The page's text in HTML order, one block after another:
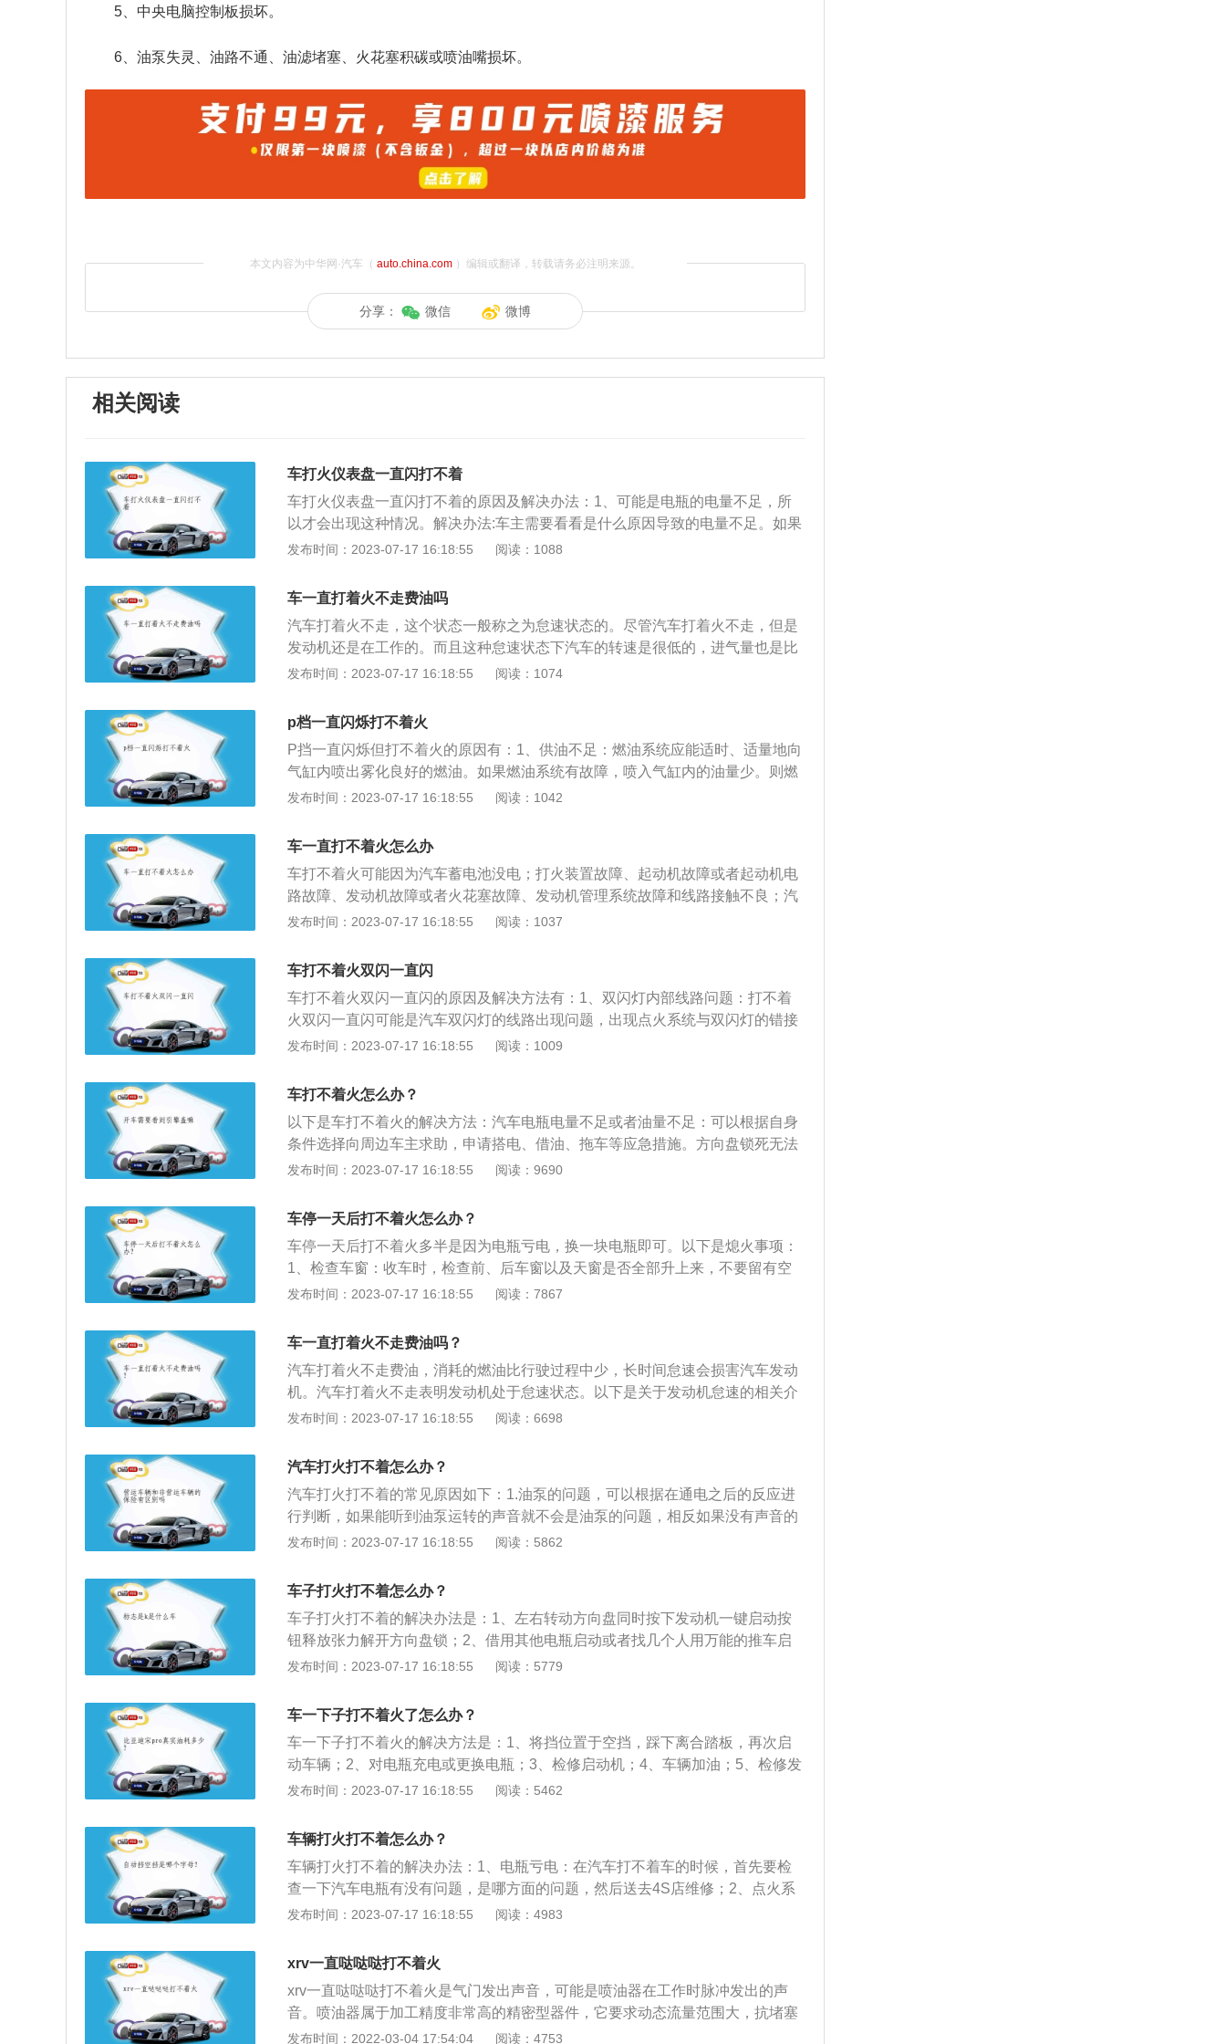
5、中央电脑控制板损坏。
6、油泵失灵、油路不通、油滤堵塞、火花塞积碳或喷油嘴损坏。
本文内容为中华网·汽车（ auto.china.com）编辑或翻译，转载请务必注明来源。
分享： 微信 微博
相关阅读
车打火仪表盘一直闪打不着
车打火仪表盘一直闪打不着的原因及解决办法：1、可能是电瓶的电量不足，所
以才会出现这种情况。解决办法:车主需要看看是什么原因导致的电量不足。如果
是电瓶老化了，就需要尽快更换。汽车电瓶的使用周期一般在3年左右，超过这
没油了导致的。解决办法：如果是没油了车主加注燃油后即可正常行驶，但如果
是供油系统出现问题，车主最好是前往4S店检修，尽快查明故障并且解决解决问
题。3、如果车主驾驶的是自动挡车辆，还有可能是车主挂错档导致的。解决办
法：可能是车主在停车时忘记将档位挂入P档然后直接熄火，所以第二天启动车
辆时就会出现这种情况，车主只需要挂回P档即可解决这个问题。4、长期不清洁
炭长期不予清洁，会越积越多，最终导致电极漏电甚至不能跳火。解决办法：定
期清理积碳。5、长期使用。火花塞型号繁多，但都有经济寿命。超过经济寿命
后仍然使用，不利于发动机的动力性和经济性的发挥，造成放电困难，影响发动
进行其他维护时，不注意火花塞外表的清洁，致使火花塞因外表脏污而漏电。清
垢。7、汽车电瓶电压不足。要注意，是电瓶的电压不足，并不是没电了。汽车
的电瓶虽然有电，但是电压不足，这种状况喇叭能正常响，但是带不起起动机。
解决办法：建议更换电瓶。8、汽车电池没电了。比如停车时忘记关大灯，或者
车内电器没有关闭，造成了断电现象。解决办法：给汽车充电。
发布时间：2023-07-17 16:18:55 阅读：1088
车一直打着火不走费油吗
汽车打着火不走，这个状态一般称之为怠速状态的。尽管汽车打着火不走，但是
发动机还是在工作的。而且这种怠速状态下汽车的转速是很低的，进气量也是比
较少的，所以就需要比较浓的可燃混合气才能维持发动机的运转，这种状态下汽
处于怠速，即发动机处于空rpm，怠速时发动机转速一般为550-800rpm。如果汽
车长时间怠速运转，发动机很容易产生积碳。发动机高怠速和低怠速都不好。高
怠速会影响发动机的油耗，从而可能导致发动机的油耗和内部温度升高。同时会
加速发动机磨损，降低发动机的使用寿命。如果发动机长时间怠速运转，很容易
导致汽车熄火。失速有两种，一种是怠速失速，另一种是行驶中失速。许多车主
久，原地空转时间只有一分钟左右。当速度稳定后，可以通过低速行驶来预热汽
车。同时要控制好车速，车速不要超过2000rpm。这种方法不仅可以节省燃油，
而且不容易使发动机产生积碳。
发布时间：2023-07-17 16:18:55 阅读：1074
p档一直闪烁打不着火
P挡一直闪烁但打不着火的原因有：1、供油不足：燃油系统应能适时、适量地向
气缸内喷出雾化良好的燃油。如果燃油系统有故障，喷入气缸内的油量少。则燃
烧产生的热量减少，当热量减少至不能满足发动机负荷所需时，则发动机无力。
柴油中的碳原子与氧原子发生化学反应（生产二氧化碳）放出热量的结果。如果
因空气滤清器堵塞使空气流通的截面减少（装油涡轮增压器的发动机涡轮增压器
有故障时进气量减少）或配气机构的影响等造成发动机充气量不足。导致燃油中
的碳原子不能与氧原子充分反应，座椅放出的热减少，发动机无力。及时去修理
厂维修进气系统。3、环境温度的影响：环境温度过高时，常会引起发动机过
的充气量，使发动机功率下降。环境温度过低时，又会引起燃油中气缸内蒸发不
良，导致燃烧不完全，即气缸内工作介质产生的热量减少。尽量避免在高温的地
方长时间使用发动机。4、电路或机械故障：这类故障包括接线松脱、接触不
关。及时去专业维修厂检查维修线路和各个机械部件。5、P档一直在闪是变速箱
测一下故障然后处理。6、p档不停地闪烁原因是手刹没放到位，一般情况，调整
手刹放到位即可解决。车辆会根据行驶的速度和交通情况自动选择合适的挡位行
驶。一般的自动挡汽车上的挡位共有六个位置。从上到下分别为：P、R、N、
D、S、L。开自动挡的车只运用停车挡P挡、倒车挡R挡、空挡N挡、前进挡D挡
它功能挡了。
发布时间：2023-07-17 16:18:55 阅读：1042
车一直打不着火怎么办
车打不着火可能因为汽车蓄电池没电；打火装置故障、起动机故障或者起动机电
路故障、发动机故障或者火花塞故障、发动机管理系统故障和线路接触不良；汽
车没油；汽车积碳过多；挡位不对。具体原因及解决方法：1、汽车蓄电池没
着火，一般汽车蓄电池的使用寿命是两年到五年，要注意检查和更换。如果是汽
车蓄电池没电，可以找搭电线进行充电，也可以找汽车充电宝进行充电。2、打
火装置故障、起动机故障或者起动机电路故障、发动机故障或者火花塞故障、发
动机管理系统故障和线路接触不良，都会导致打不着火。需要停车一一排查故
障，车上线路比较复杂，必要时拖车到4S店维修；3、汽车没油。当汽车出现汽
行驶时自然打不着火，要及时补充汽油。而且汽油的质量不好也会出现打不着火
的情况，所以要选择质量好的汽油，选择靠谱的加油站。4、汽车积碳过多，发
动机在工作的时候会产生积碳，当积碳多到堵塞住出风口的时候就打不着火了，
了，说明是节气门积碳。需要及时清理，可以经常跑跑高速，有利于积碳的清
总是不归于空挡就直接熄火，下次启动时，不检查挡位就直接打火，自然打不
着。汽车只有在空挡的时候才能打着火，及时调整即可。
发布时间：2023-07-17 16:18:55 阅读：1037
车打不着火双闪一直闪
车打不着火双闪一直闪的原因及解决方法有：1、双闪灯内部线路问题：打不着
火双闪一直闪可能是汽车双闪灯的线路出现问题，出现点火系统与双闪灯的错接
或混搭，此时汽车无法启动，双闪灯也不受开关的控制，持续闪烁。解决方法：
出现问题，发出了错误的指令，导致车辆的双闪灯一直闪且无法启动。解决方
法：需要到维修机构检查汽车的行车电脑，如果损坏需要更换。3、车辆钥匙没
电或损坏：车辆钥匙没电或芯片损坏，信号传输受阻，导致双闪灯接收不到车辆
钥匙的关闭信息，防盗系统锁死，导致打不着火且双闪一直闪烁。解决方法：更
换钥匙电池或直接更换新钥匙。4、电瓶电压不足或没电：双闪灯、点火系统均
器控制而一直开启，也无法启动。解决方法：及时为车辆电瓶充电，电瓶损坏则
需要及时更换。5、双闪灯开关故障：汽车的双闪灯一直闪且打不着火，可能是
汽车双闪灯的开关出现了故障，无法关闭双闪灯，导致双闪灯处于常开的状态，
6、双闪继电器故障：控制盒内部的双闪继电器如果异常，就会导致双闪灯的指
修机构更换双闪继电器。
发布时间：2023-07-17 16:18:55 阅读：1009
车打不着火怎么办？
以下是车打不着火的解决方法：汽车电瓶电量不足或者油量不足：可以根据自身
条件选择向周边车主求助，申请搭电、借油、拖车等应急措施。方向盘锁死无法
启动：边晃方向盘边拧钥匙。汽车挡位不对：正确挡位，然后试着启动汽车。以
圈断路、低压电路断路、中心点火线脱落、分火头漏电、火花塞损坏。油路故
障：油泵失灵、油路不通、油滤堵塞、火花塞积碳、喷油嘴损坏。
发布时间：2023-07-17 16:18:55 阅读：9690
车停一天后打不着火怎么办？
车停一天后打不着火多半是因为电瓶亏电，换一块电瓶即可。以下是熄火事项：
1、检查车窗：收车时，检查前、后车窗以及天窗是否全部升上来，不要留有空
隙。否则可能会造成财物失窃。2、检查仪表盘夜晚收车时，如果仪表盘亮着，
损害寿命。3、雨雪天气，检查雨刷器如果是雨雪天气，还要留意雨刷器是否关
闭。如果是冬天室外停车，忘记关闭雨刷，第二天雨刷冻在风挡上，通电后，容
易憋坏电机。
发布时间：2023-07-17 16:18:55 阅读：7867
车一直打着火不走费油吗？
汽车打着火不走费油，消耗的燃油比行驶过程中少，长时间怠速会损害汽车发动
机。汽车打着火不走表明发动机处于怠速状态。以下是关于发动机怠速的相关介
绍：1、怠速状态是指发动机处于空转，怠速状态下发动机的转速一般在550-800
速低都不好，怠速高会影响发动机油耗，可能会导致发动机油耗升高，发动机内
部温度升高，同时加速发动机磨损，减少发动机使用寿命，发动机长时间怠速
低，容易使汽车熄火，熄火分为两种，一种是怠速时熄火，另一种是汽车在行驶
过程中熄火。
发布时间：2023-07-17 16:18:55 阅读：6698
汽车打火打不着怎么办？
汽车打火打不着的常见原因如下：1.油泵的问题，可以根据在通电之后的反应进
行判断，如果能听到油泵运转的声音就不会是油泵的问题，相反如果没有声音的
话就是证明油泵有问题，需要及时更换油泵；2.火花塞的问题，如火花塞间隙过
异响，需要及时更换火花塞；3.喷油嘴的问题，如喷油嘴的堵塞导致雾化效果
差、喷油嘴积炭等现象也有相关联系，可以先尝试进行喷油嘴清洗，之后如果不
行就只能更换喷油嘴；4.节气门的问题，节气门如果出现故障也会导致难以打火
以及发出异响，可以进行清洗节气门，一般行驶到一定的公里数之后是需要对其
进行清洗保养。
发布时间：2023-07-17 16:18:55 阅读：5862
车子打火打不着怎么办？
车子打火打不着的解决办法是：1、左右转动方向盘同时按下发动机一键启动按
钮释放张力解开方向盘锁；2、借用其他电瓶启动或者找几个人用万能的推车启
动法启动；3、用救助车充电方法。车子打火打不着的原因有：1、喷油器滴漏；
的油蒸汽过稀；4、进气温度传感器故障；5、进气门、节气门、活塞等积碳较
多；6、点火线圈老化，导线容易漏电。
发布时间：2023-07-17 16:18:55 阅读：5779
车一下子打不着火了怎么办？
车一下子打不着火的解决方法是：1、将挡位置于空挡，踩下离合踏板，再次启
动车辆；2、对电瓶充电或更换电瓶；3、检修启动机；4、车辆加油；5、检修发
动机的电控系统；6、更换燃油；7、定期清理积碳。车一下子打不着火的原因
现问题；4、汽车燃油量不足；5、车辆的发动机内部的积碳严重过多；6、燃油
泵损坏。
发布时间：2023-07-17 16:18:55 阅读：5462
车辆打火打不着怎么办？
车辆打火打不着的解决办法：1、电瓶亏电：在汽车打不着车的时候，首先要检
查一下汽车电瓶有没有问题，是哪方面的问题，然后送去4S店维修；2、点火系
统故障：低压电路的线连接不良或者高压线漏电都会造成汽车点火系统故障，从
度转速降低了，从而造成蓄电池点火能量降低，分子活动也降低，易燃气体无法
形成，也就难以着车了，可以试一下先踩离合再打火。
发布时间：2023-07-17 16:18:55 阅读：4983
xrv一直哒哒哒打不着火
xrv一直哒哒哒打不着火是气门发出声音，可能是喷油器在工作时脉冲发出的声
音。喷油器属于加工精度非常高的精密型器件，它要求动态流量范围大，抗堵塞
和抗污染的能力，需要达到一定的高度，而且雾化性能需要很出色，喷油器接受
发布时间：2022-03-04 17:54:04 阅读：4753